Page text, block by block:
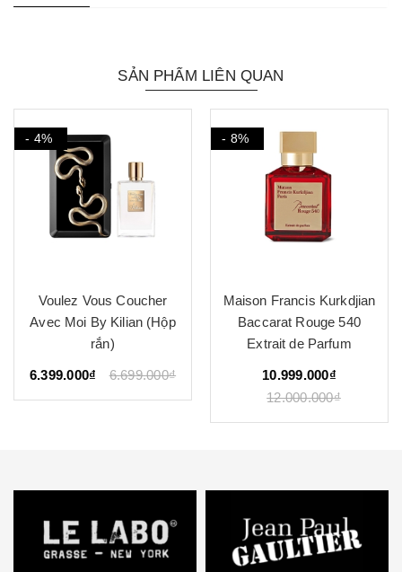
SẢN PHẨM LIÊN QUAN
- 4%
Voulez Vous Coucher
Avec Moi By Kilian (Hộp
rắn)
6.399.000₫ 6.699.000₫
- 8%
Maison Francis Kurkdjian
Baccarat Rouge 540
Extrait de Parfum
10.999.000₫
12.000.000₫